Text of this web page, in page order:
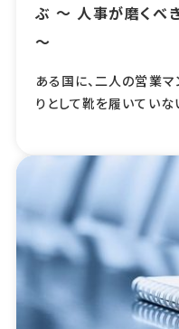
ぶ ～ 人事が磨くべ
～
ある国に、二人の営業
りとして靴を履いていな